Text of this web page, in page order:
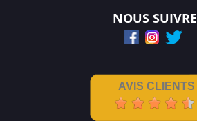
NOUS SUIVRE
AVIS CLIENTS